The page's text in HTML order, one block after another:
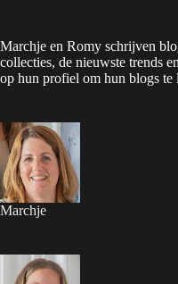
Marchje en Romy schrijven
collecties, de nieuwste trends
op hun profiel om hun blogs te
Marchje